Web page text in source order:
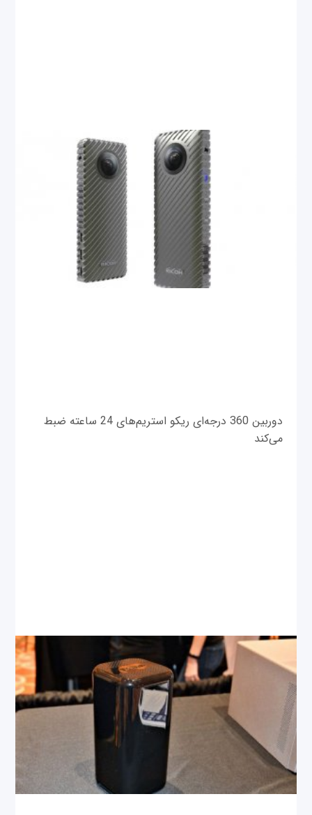
دوربین 360 درجه‌ای ریکو استریم‌های 24 ساعته ضبط
می‌کند